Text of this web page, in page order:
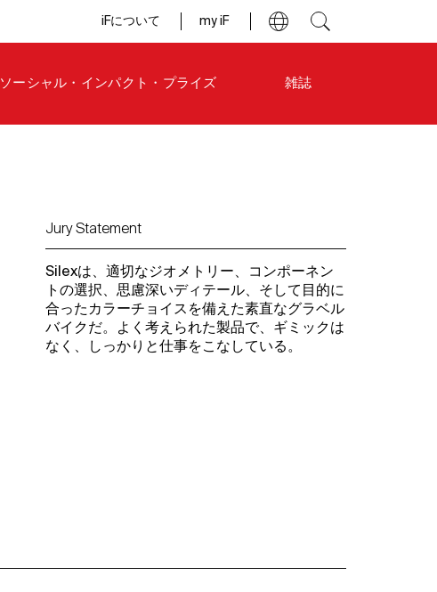
iFについて my iF
ソーシャル・インパクト・プライズ 雑誌
Jury Statement
Silexは、適切なジオメトリー、コンポーネン
トの選択、思慮深いディテール、そして目的に
合ったカラーチョイスを備えた素直なグラベル
バイクだ。よく考えられた製品で、ギミックは
なく、しっかりと仕事をこなしている。